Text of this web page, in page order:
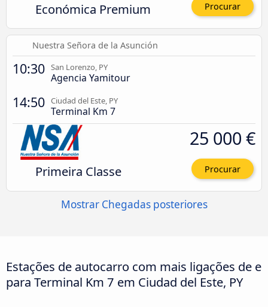
Económica Premium Procurar
Nuestra Señora de la Asunción
10:30 San Lorenzo, PY
Agencia Yamitour
14:50 Ciudad del Este, PY
Terminal Km 7
Primeira Classe
25 000 €
Procurar
Mostrar Chegadas posteriores
Estações de autocarro com mais ligações de e
para Terminal Km 7 em Ciudad del Este, PY